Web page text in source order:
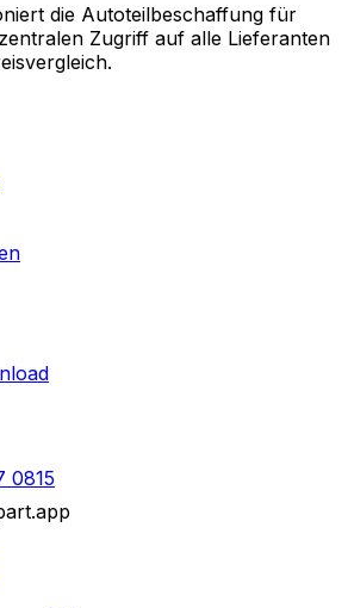
die Autoteilbeschaffung für
Zugriff auf alle Lieferanten
0815